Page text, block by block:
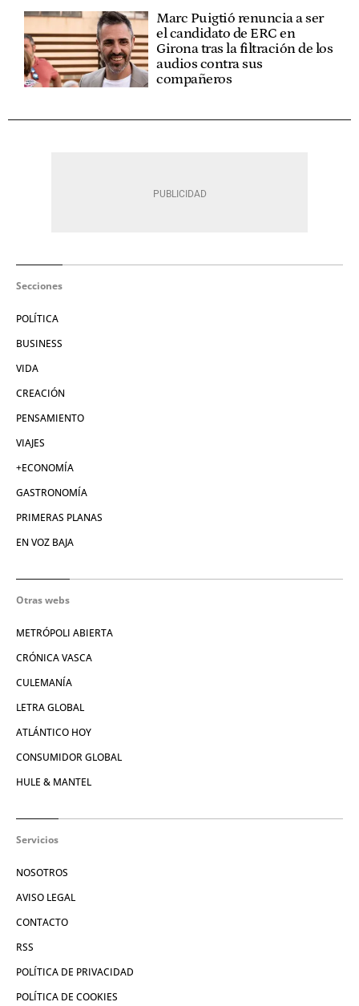
Marc Puigtió renuncia a ser
el candidato de ERC en
Girona tras la filtración de los
audios contra sus
compañeros
Secciones
POLÍTICA
BUSINESS
VIDA
CREACIÓN
PENSAMIENTO
VIAJES
+ECONOMÍA
GASTRONOMÍA
PRIMERAS PLANAS
EN VOZ BAJA
Otras webs
METRÓPOLI ABIERTA
CRÓNICA VASCA
CULEMANÍA
LETRA GLOBAL
ATLÁNTICO HOY
CONSUMIDOR GLOBAL
HULE & MANTEL
Servicios
NOSOTROS
AVISO LEGAL
CONTACTO
RSS
POLÍTICA DE PRIVACIDAD
POLÍTICA DE COOKIES